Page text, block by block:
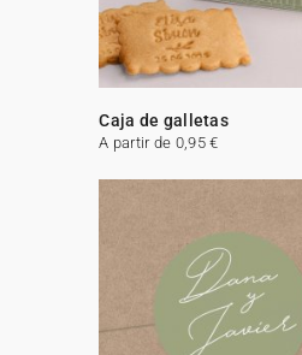
Caja de galletas
A partir de 0,95 €